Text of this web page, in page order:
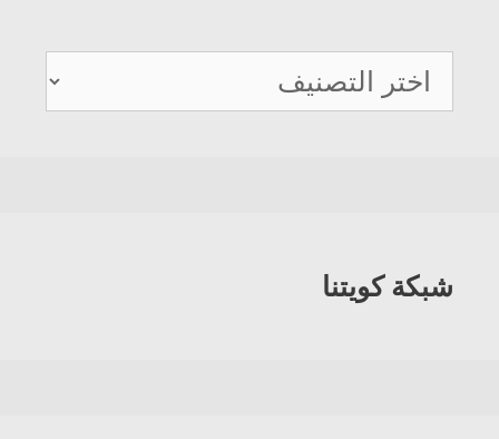
دليل
هواتف
شبكة كويتنا